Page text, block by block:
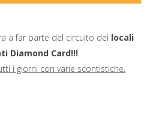
a far parte del circuito dei locali
Diamond Card!!!
i giorni con varie scontistiche.